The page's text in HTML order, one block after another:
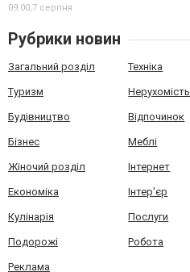
09:00, 7 серпня
Рубрики новин
Загальний розділ Техніка
Туризм Нерухомість
Будівництво Відпочинок
Бізнес Меблі
Жіночий розділ Інтернет
Економіка Інтер'єр
Кулінарія Послуги
Подорожі Робота
Реклама